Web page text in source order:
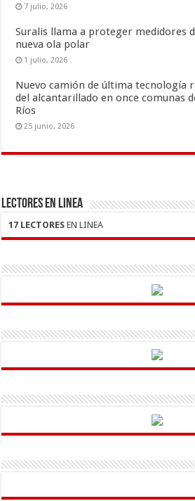
7 julio, 2026
Suralis llama a proteger medidores
nueva ola polar
1 julio, 2026
Nuevo camión de última tecnología
del alcantarillado en once comunas
Ríos
25 junio, 2026
LECTORES EN LINEA
17 LECTORES EN LINEA